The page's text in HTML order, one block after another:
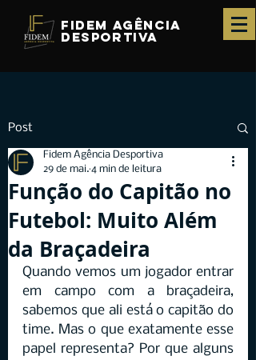
fidem agência
desportiva
Post
Função do Capitão no
Futebol: Muito Além
da Braçadeira
Fidem Agência Desportiva
29 de mai. 4 min de leitura
Quando vemos um jogador entrar
em campo com a braçadeira,
sabemos que ali está o capitão do
time. Mas o que exatamente esse
papel representa? Por que alguns